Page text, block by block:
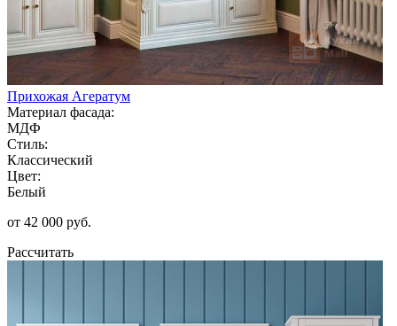
Прихожая Агератум
Материал фасада:
МДФ
Стиль:
Классический
Цвет:
Белый
от 42 000 руб.
Рассчитать